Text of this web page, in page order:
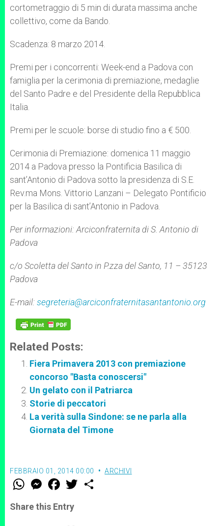
cortometraggio di 5 min di durata massima anche
collettivo, come da Bando.
Scadenza: 8 marzo 2014.
Premi per i concorrenti: Week-end a Padova con
famiglia per la cerimonia di premiazione, medaglie
del Santo Padre e del Presidente della Repubblica
Italia.
Premi per le scuole: borse di studio fino a € 500.
Cerimonia di Premiazione: domenica 11 maggio
2014 a Padova presso la Pontificia Basilica di
sant’Antonio di Padova sotto la presidenza di S.E.
Rev.ma Mons. Vittorio Lanzani – Delegato Pontificio
per la Basilica di sant’Antonio in Padova.
Per informazioni: Arciconfraternita di S. Antonio di
Padova
c/o Scoletta del Santo in P.zza del Santo, 11 – 35123
Padova
E-mail: segreteria@arciconfraternitasantantonio.org
Related Posts:
Fiera Primavera 2013 con premiazione
concorso "Basta conoscersi"
Un gelato con il Patriarca
Storie di peccatori
La verità sulla Sindone: se ne parla alla
Giornata del Timone
FEBBRAIO 01, 2014 00:00 ARCHIVI
W
t
s
M
e
s
e
F
a
e
b
w
Share this Entry